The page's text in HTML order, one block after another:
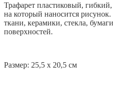
Трафарет пластиковый,
на который наносится рисунок.
ткани, керамики, стекла,
поверхностей.
Размер: 25,5 х 20,5 см